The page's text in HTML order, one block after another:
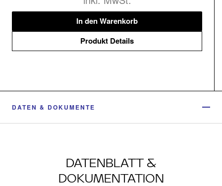
In den Warenkorb
Produkt Details
DATEN & DOKUMENTE
DATENBLATT &
DOKUMENTATION